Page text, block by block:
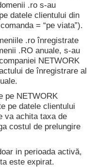
.ro s-au
datele clientului din
= “pe viata”).
.ro înregistrate
.RO anuale, s-au
NETWORK
de înregistrare al
pe NETWORK
pe datele clientului
va achita taxa de
costul de prelungire
in perioada activă,
este expirat.